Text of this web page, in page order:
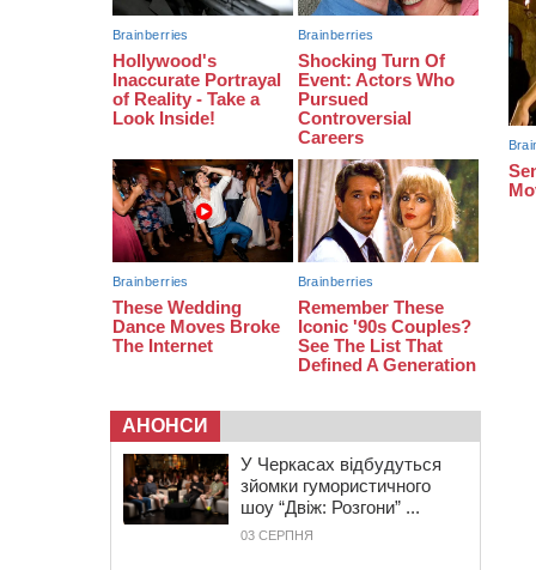
16:40 У Черкасах провели в останню
путь двох загиблих воїнів
16:07 До 1 вересня у Черкасах
оновлюють дорожню розмітку біля
навчальних закладів (ФОТОФАКТ)
АНОНСИ
У Черкасах відбудуться
зйомки гумористичного
шоу “Двіж: Розгони” ...
03 СЕРПНЯ